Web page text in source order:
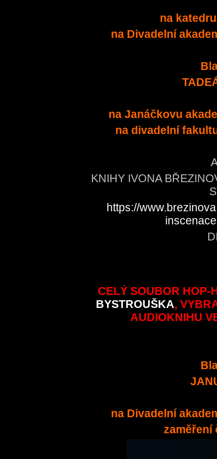
na
na Divadelní
na Janáčkovu
na divadelní
KNIHY IVONA
https://
CELÝ SOUBOR HOP-
BYSTROUŠKA,
AUDIOKNIHU
na Divadelní
zaměření